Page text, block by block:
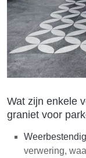
Wat zijn enkele
graniet voor
verwering,